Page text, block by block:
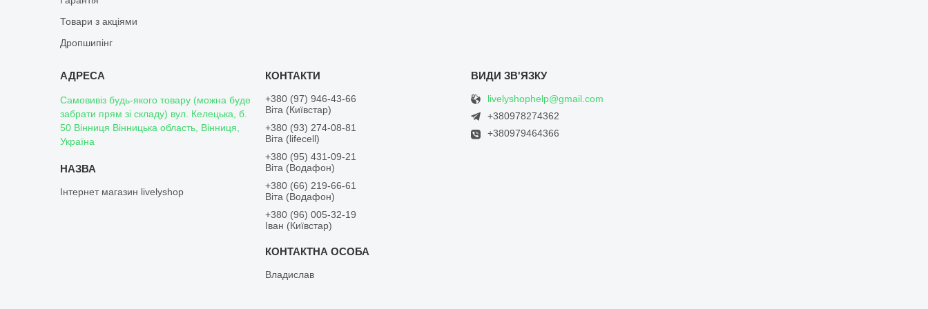
Товари з акціями
Дропшипінг
Самовивіз будь-якого товару (можна буде
забрати прям зі складу) вул. Келецька, б.
50 Вінниця Вінницька область, Вінниця,
Україна
Інтернет магазин livelyshop
+380 (97) 946-43-66
Віта (Київстар)
+380 (93) 274-08-81
Віта (lifecell)
+380 (95) 431-09-21
Віта (Водафон)
+380 (66) 219-66-61
Віта (Водафон)
+380 (96) 005-32-19
Іван (Київстар)
Владислав
livelyshophelp@gmail.com
+380978274362
+380979464366